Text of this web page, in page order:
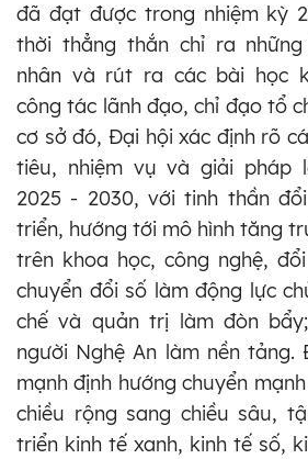
đã đạt được trong nhiệm kỳ
thời thẳng thắn chỉ ra những
nhân và rút ra các bài học
công tác lãnh đạo, chỉ đạo tổ
cơ sở đó, Đại hội xác định rõ
tiêu, nhiệm vụ và giải pháp
2025 - 2030, với tinh thần
triển, hướng tới mô hình tăng
trên khoa học, công nghệ,
chuyển đổi số làm động lực
chế và quản trị làm đòn
người Nghệ An làm nền tảng.
mạnh định hướng chuyển
chiều rộng sang chiều sâu,
triển kinh tế xanh, kinh tế số,